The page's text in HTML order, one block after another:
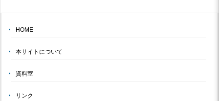
HOME
本サイトについて
資料室
リンク